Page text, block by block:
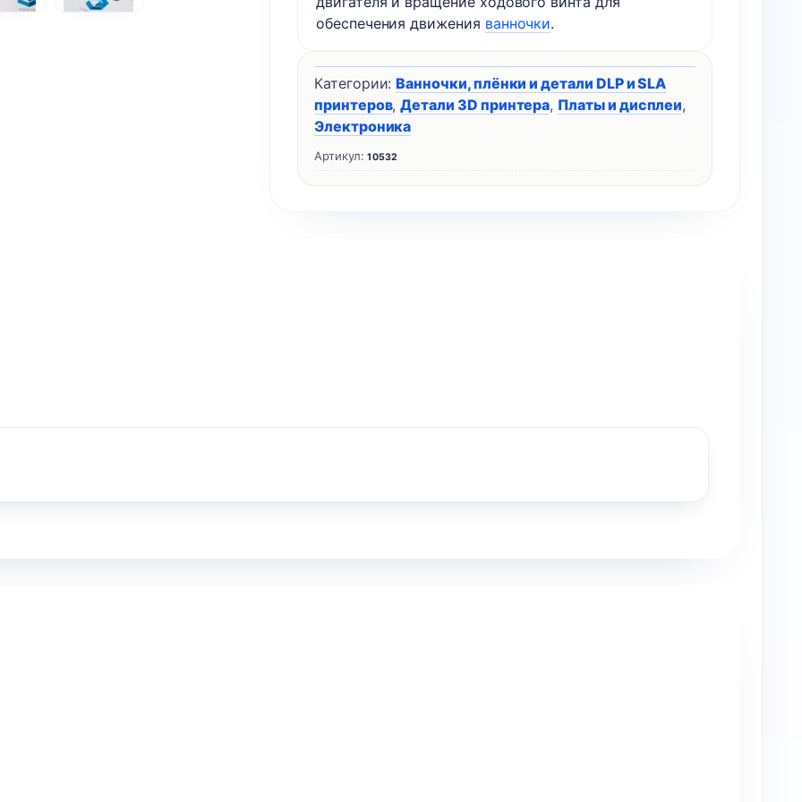
обеспечения движения ванночки.
Wanhao
7
Plus
Артикул:10532
Категории:Ванночки, плёнки и детали DLP и SLA
принтеров,Детали 3D принтера, Платы и дисплеи,
Электроника